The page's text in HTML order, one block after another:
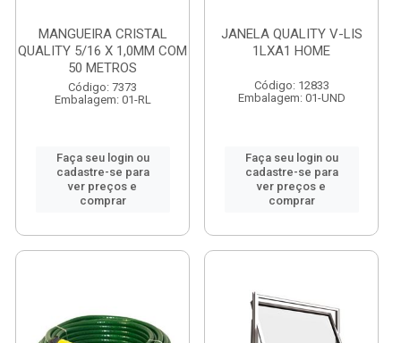
MANGUEIRA CRISTAL
QUALITY 5/16 X 1,0MM COM
50 METROS
Código: 7373
Embalagem: 01-RL
Faça seu login ou
cadastre-se para
ver preços e
comprar
JANELA QUALITY V-LIS
1LXA1 HOME
Código: 12833
Embalagem: 01-UND
Faça seu login ou
cadastre-se para
ver preços e
comprar